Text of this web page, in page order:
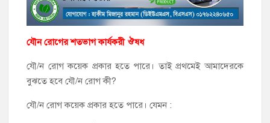
যৌন রোগের শতভাগ কার্যকরী ঔষধ
যৌ/ন রোগ কয়েক প্রকার হতে পারে। তাই প্রথমেই আমাদেরকে
বুঝতে হবে যৌ/ন রোগ কী?
যৌ/ন রোগ কয়েক প্রকার হতে পারে। যেমন :